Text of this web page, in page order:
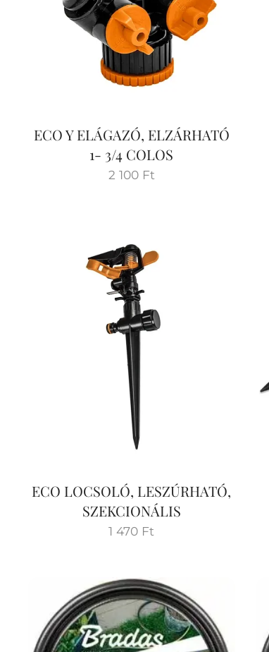
ECO Y ELÁGAZÓ, ELZÁRHATÓ
1- 3/4 COLOS
2 100Ft
ECO LOCSOLÓ, LESZÚRHATÓ,
SZEKCIONÁLIS
1 470 Ft